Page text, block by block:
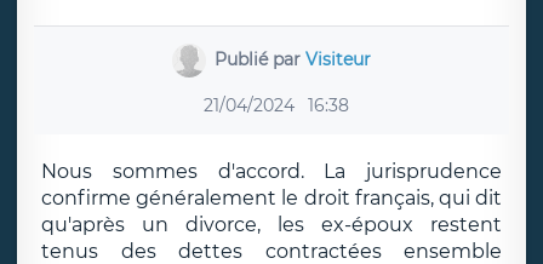
Publié parVisiteur
21/04/2024 16:38
Nous sommes d'accord. La jurisprudence
confirme généralement le droit français, qui dit
qu'après un divorce, les ex-époux restent
tenus des dettes contractées ensemble